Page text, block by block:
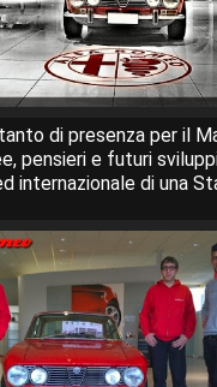
di presenza per il
pensieri e futuri
internazionale di una